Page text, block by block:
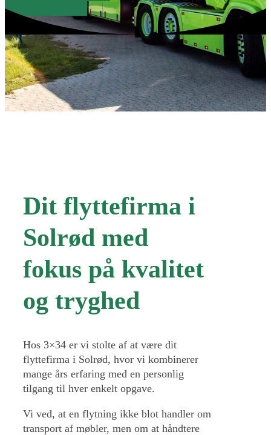
Dit flyttefirma i
Solrød med
fokus på kvalitet
og tryghed
Hos 3×34 er vi stolte af at være dit
flyttefirma i Solrød, hvor vi kombinerer
mange års erfaring med en personlig
tilgang til hver enkelt opgave.
Vi ved, at en flytning ikke blot handler om
transport af møbler, men om at håndtere